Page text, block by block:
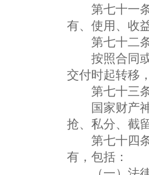
第七十一条
有、使用、收
第七十二条
按照合同或
交付时起转移
第七十三条
国家财产神
抢、私分、截
第七十四条
有，包括：